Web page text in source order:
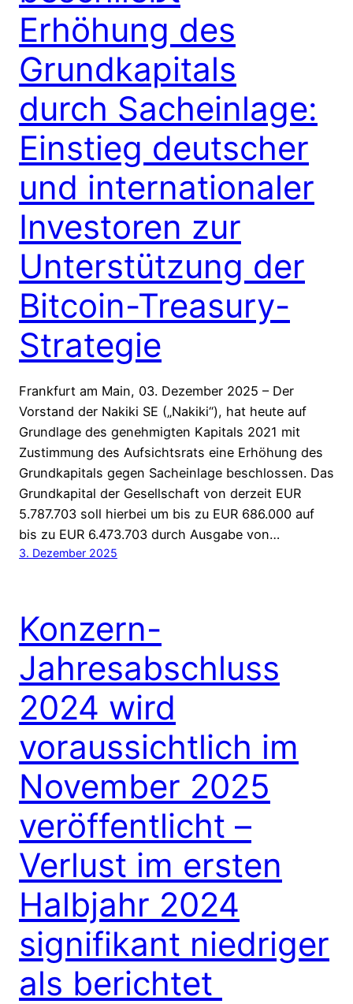
Erhöhung des
Grundkapitals
durch Sacheinlage:
Einstieg deutscher
und internationaler
Investoren zur
Unterstützung der
Bitcoin-Treasury-
Strategie
Frankfurt am Main, 03. Dezember 2025 – Der
Vorstand der Nakiki SE („Nakiki“), hat heute auf
Grundlage des genehmigten Kapitals 2021 mit
Zustimmung des Aufsichtsrats eine Erhöhung des
Grundkapitals gegen Sacheinlage beschlossen. Das
Grundkapital der Gesellschaft von derzeit EUR
5.787.703 soll hierbei um bis zu EUR 686.000 auf
bis zu EUR 6.473.703 durch Ausgabe von…
3. Dezember 2025
Konzern-
Jahresabschluss
2024 wird
voraussichtlich im
November 2025
veröffentlicht –
Verlust im ersten
Halbjahr 2024
signifikant niedriger
als berichtet